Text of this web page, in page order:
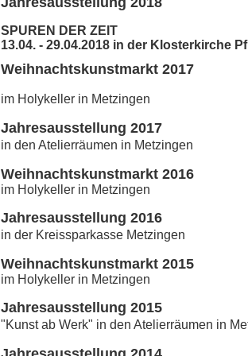
SPUREN DER ZEIT
13.04. - 29.04.2018 in der Klosterkirche
Weihnachtskunstmarkt 2017
im Holykeller in Metzingen
Jahresausstellung 2017
in den Atelierräumen in Metzingen
Weihnachtskunstmarkt 2016
im Holykeller in Metzingen
Jahresausstellung 2016
in der Kreissparkasse Metzingen
Weihnachtskunstmarkt 2015
im Holykeller in Metzingen
Jahresausstellung 2015
"Kunst ab Werk" in den Atelierräumen in